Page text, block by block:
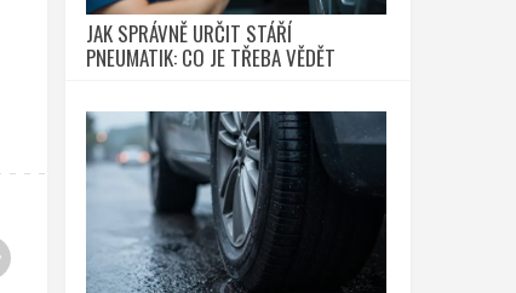
JAK SPRÁVNĚ URČIT STÁŘÍ
PNEUMATIK: CO JE TŘEBA VĚDĚT